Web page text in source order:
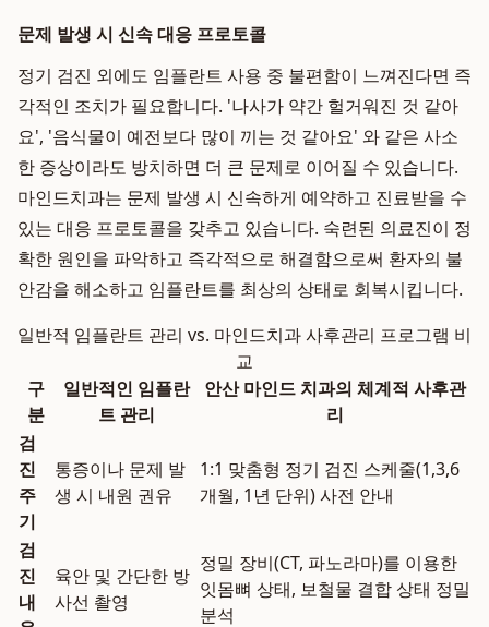
문제 발생 시 신속 대응 프로토콜
정기 검진 외에도 임플란트 사용 중 불편함이 느껴진다면 즉
각적인 조치가 필요합니다. '나사가 약간 헐거워진 것 같아
요', '음식물이 예전보다 많이 끼는 것 같아요' 와 같은 사소
한 증상이라도 방치하면 더 큰 문제로 이어질 수 있습니다.
마인드치과는 문제 발생 시 신속하게 예약하고 진료받을 수
있는 대응 프로토콜을 갖추고 있습니다. 숙련된 의료진이 정
확한 원인을 파악하고 즉각적으로 해결함으로써 환자의 불
안감을 해소하고 임플란트를 최상의 상태로 회복시킵니다.
일반적 임플란트 관리 vs. 마인드치과 사후관리 프로그램 비
교
구
분
일반적인 임플란
트 관리
안산 마인드 치과의 체계적 사후관
리
검
진
주
기
통증이나 문제 발
생 시 내원 권유
1:1 맞춤형 정기 검진 스케줄(1,3,6
개월, 1년 단위) 사전 안내
검
진
내
육안 및 간단한 방
사선 촬영
정밀 장비(CT, 파노라마)를 이용한
잇몸뼈 상태, 보철물 결합 상태 정밀
분석